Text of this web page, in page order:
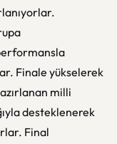
Finale yükselerek
milli
desteklenerek
Final